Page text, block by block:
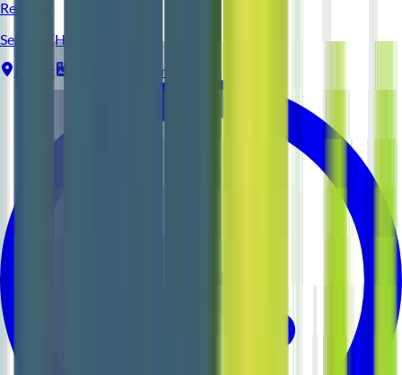
Reso 44
Serveur (H/F)
Pornic
1-2 ans